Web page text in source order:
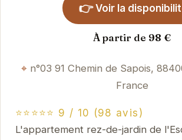
👉 Voir la
À partir de 98 €
n°03 91 Chemin de Sapois,
France
⭐⭐⭐⭐⭐ 9 / 10 (98 avis)
L'appartement rez-de-jardin de